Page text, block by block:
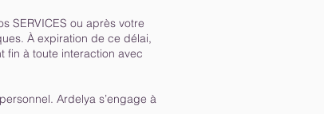
SERVICES ou après votre
À expiration de ce délai,
fin à toute interaction avec
Ardelya s’engage à